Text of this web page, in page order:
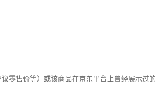
零售价等）或该商品在京东平台上曾经展示过